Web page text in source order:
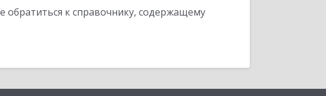
к справочнику, содержащему